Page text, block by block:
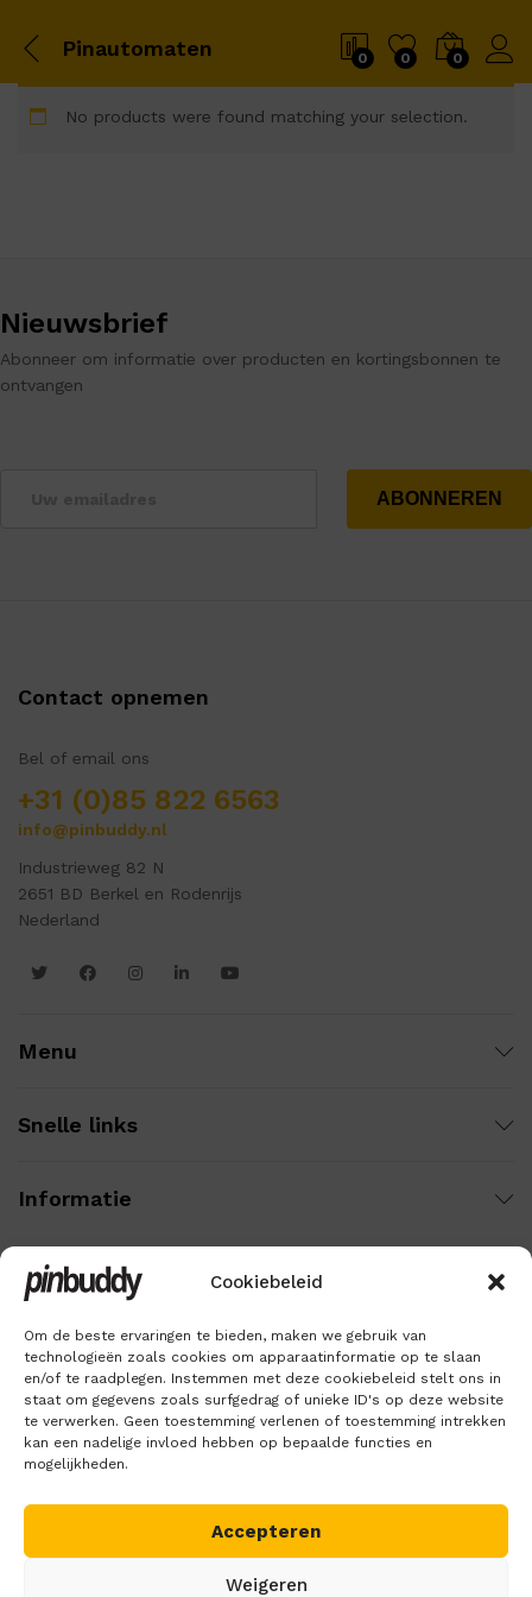
Cookiebeleid
Om de beste ervaringen te bieden, maken we gebruik van
technologieën zoals cookies om apparaatinformatie op te slaan
en/of te raadplegen. Instemmen met deze cookiebeleid stelt ons in
staat om gegevens zoals surfgedrag of unieke ID's op deze website
te verwerken. Geen toestemming verlenen of toestemming intrekken
kan een nadelige invloed hebben op bepaalde functies en
mogelijkheden.
Accepteren
Weigeren
Pinautomaten 0 0 0
No products were found matching your selection.
Nieuwsbrief
Abonneer om informatie over producten en kortingsbonnen te
ontvangen
Contact opnemen
Bel of email ons
+31 (0)85 822 6563
info@pinbuddy.nl
Industrieweg 82 N
2651 BD Berkel en Rodenrijs
Nederland
Menu
Snelle links
Informatie